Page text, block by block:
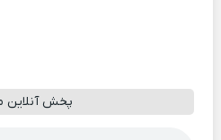
پخش آنلاین